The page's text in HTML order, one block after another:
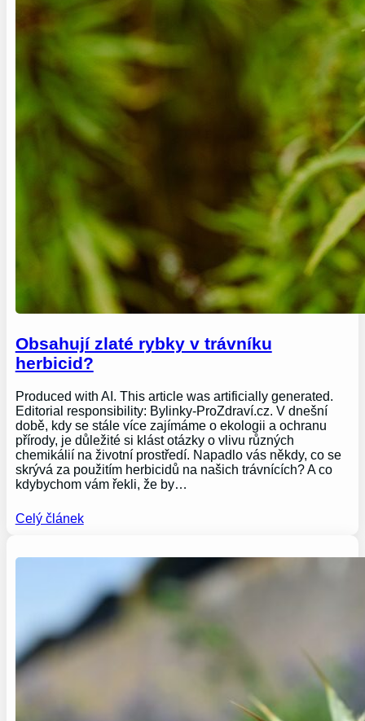
Obsahují zlaté rybky v trávníku
herbicid?
Produced with AI. This article was artificially generated.
Editorial responsibility: Bylinky-ProZdraví.cz. V dnešní
době, kdy se stále více zajímáme o ekologii a ochranu
přírody, je důležité si klást otázky o vlivu různých
chemikálií na životní prostředí. Napadlo vás někdy, co se
skrývá za použitím herbicidů na našich trávnících? A co
kdybychom vám řekli, že by…
Celý článek